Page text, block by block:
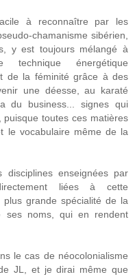
à reconnaître par les
chamanisme sibérien,
y est toujours mélangé à
technique énergétique
de la féminité grâce à des
une déesse, au karaté
du business... signes qui
toutes ces matières
le vocabulaire même de la
enseignées par
liées à cette
grande spécialité de la
ses noms, qui en rendent
le cas de néocolonialisme
JL, et je dirai même que